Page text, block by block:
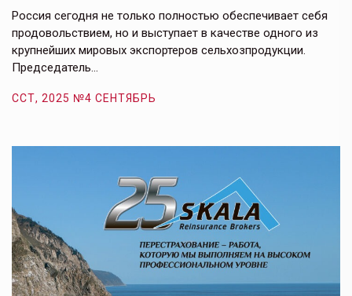
Россия сегодня не только полностью обеспечивает себя
продовольствием, но и выступает в качестве одного из
крупнейших мировых экспортеров сельхозпродукции.
Председатель…
ССТ, 2025 №4 СЕНТЯБРЬ